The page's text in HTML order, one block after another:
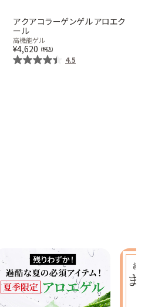
アクアコラーゲンゲル アロエク
ール
高機能ゲル
4,620
4.5